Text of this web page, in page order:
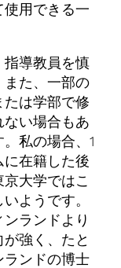
用できる一
指導教員を慎
また、一部の
は学部で修
い場合もあ
私の場合、1
在籍した後
大学ではこ
ようです。
ランドより
強く、たと
ランドの博士